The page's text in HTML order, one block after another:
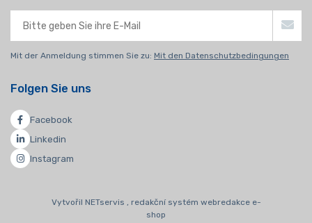
Mit der Anmeldung stimmen Sie zu: Mit den Datenschutzbedingungen
Folgen Sie uns
Facebook
Linkedin
Instagram
Vytvořil NETservis , redakční systém webredakce e-
shop